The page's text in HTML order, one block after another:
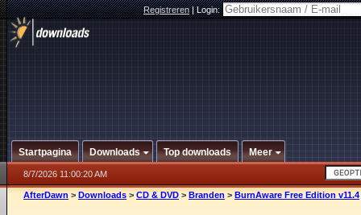
Registreren|Login:
Startpagina Downloads Top downloads Meer
8/7/2026 11:00:20 AM
AfterDawn > Downloads > CD & DVD > Branden > BurnAware Free Edition v11.4